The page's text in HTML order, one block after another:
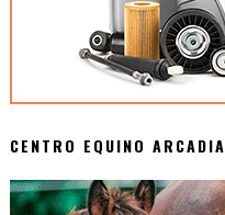
CENTRO EQUINO ARCADIA